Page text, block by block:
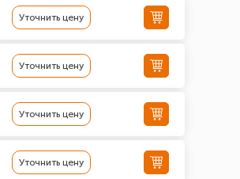
Уточнить цену
Уточнить цену
Уточнить цену
Уточнить цену